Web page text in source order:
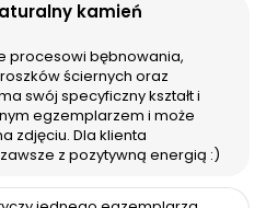
jest niepowtarzalnym
się od widocznych na zdjęciu.
Dla klienta wybieramy go
intuicyjnie i zawsze z
pozytywną energią :)...
kamień
procesowi bębnowania,
ściernych oraz
swój specyficzny kształt i
egzemplarzem i może
zdjęciu. Dla klienta
z pozytywną energią :)